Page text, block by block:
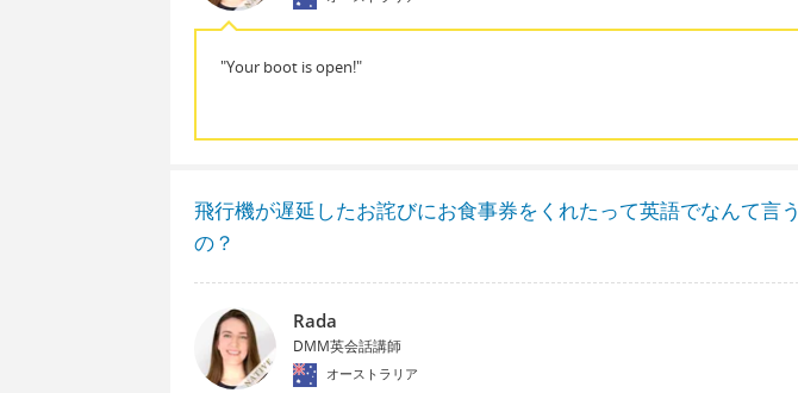
"Your boot is open!"
飛行機が遅延したお詫びにお食事券をくれたって英語でなんて言う
の？
Rada
DMM英会話講師
オーストラリア